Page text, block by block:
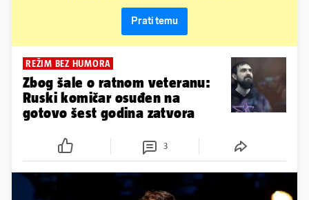
Prati temu
REŽIM BEZ HUMORA
Zbog šale o ratnom veteranu:
Ruski komičar osuđen na
gotovo šest godina zatvora
3